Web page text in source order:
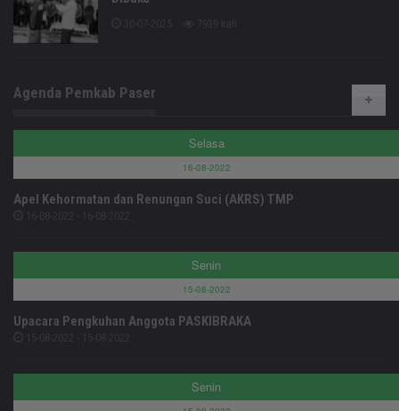
Agenda Pemkab Paser
Selasa
16-08-2022
Apel Kehormatan dan Renungan Suci (AKRS) TMP
Senin
15-08-2022
Upacara Pengkuhan Anggota PASKIBRAKA
Senin